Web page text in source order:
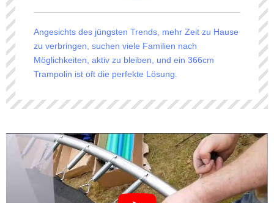
Angesichts des jüngsten Trends, mehr Zeit zu Hause
zu verbringen, suchen viele Familien nach
Möglichkeiten, aktiv zu bleiben, und ein 366cm
Trampolin ist oft die perfekte Lösung.